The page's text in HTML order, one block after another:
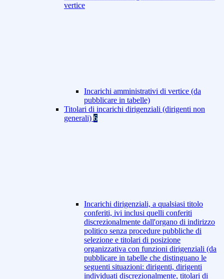
vertice
Incarichi amministrativi di vertice (da
pubblicare in tabelle)
Titolari di incarichi dirigenziali (dirigenti non
generali) 6
Incarichi dirigenziali, a qualsiasi titolo
conferiti, ivi inclusi quelli conferiti
discrezionalmente dall'organo di indirizzo
politico senza procedure pubbliche di
selezione e titolari di posizione
organizzativa con funzioni dirigenziali (da
pubblicare in tabelle che distinguano le
seguenti situazioni: dirigenti, dirigenti
individuati discrezionalmente, titolari di